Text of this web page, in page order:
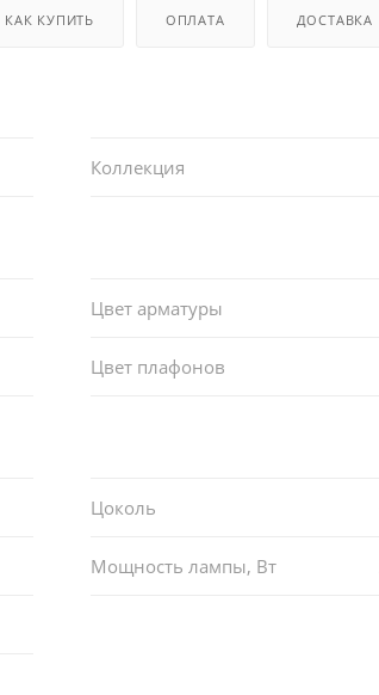
КАК КУПИТЬ ОПЛАТА ДОСТАВКА
Коллекция
Цвет арматуры
Цвет плафонов
Цоколь
Мощность лампы, Вт